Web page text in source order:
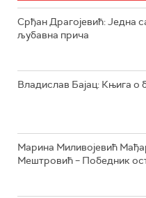
Срђан Драгојевић: Једна
љубавна прича
Владислав Бајац: Књига о
Марина Миливојевић
Мештровић – Победник